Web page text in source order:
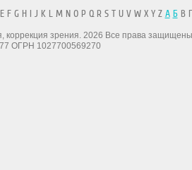
F G H I J K L M N O P Q R S T U V W X Y Z А БВ
коррекция зрения. 2026 Все права
ОГРН 1027700569270